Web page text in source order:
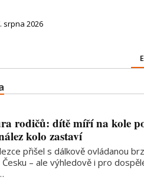
srpna 2026
rodičů: dítě míří na kole
kolo zastaví
přišel s dálkově ovládanou
– ale výhledově i pro